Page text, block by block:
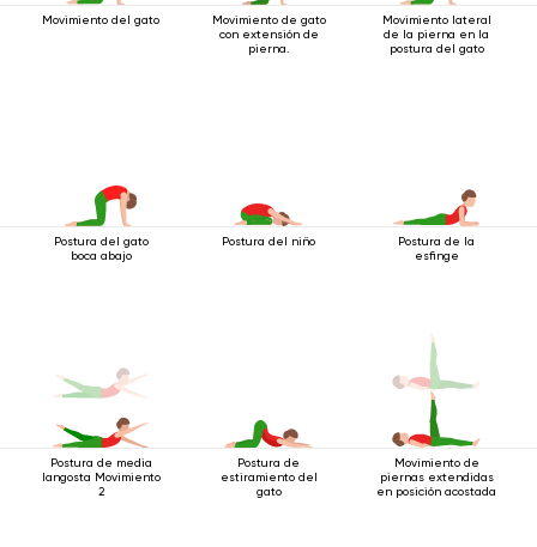
Movimiento del gato
Movimiento de gato
con extensión de
pierna.
Movimiento lateral
de la pierna en la
postura del gato
Postura del gato
boca abajo
Postura del niño
Postura de la
esfinge
Postura de media
langosta Movimiento
2
Postura de
estiramiento del
gato
Movimiento de
piernas extendidas
en posición acostada